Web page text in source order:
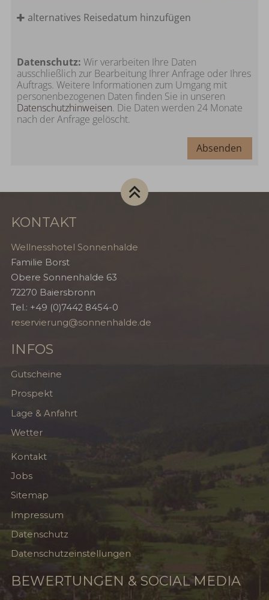
alternatives Reisedatum hinzufügen
Datenschutz:Wir verarbeiten Ihre Daten
ausschließlich zur Bearbeitung Ihrer Anfrage oder Ihres
Auftrags. Weitere Informationen zum Umgang mit
personenbezogenen Daten finden Sie in unseren
Datenschutzhinweisen. Die Daten werden 24 Monate
nach der Anfrage gelöscht.
Absenden
KONTAKT
Wellnesshotel Sonnenhalde
Familie Borst
Obere Sonnenhalde 63
72270 Baiersbronn
Tel.: +49 (0)7442 8454-0
reservierung@sonnenhalde.de
INFOS
Gutscheine
Prospekt
Lage & Anfahrt
Wetter
Kontakt
Jobs
Sitemap
Impressum
Datenschutz
Datenschutzeinstellungen
BEWERTUNGEN & SOCIAL MEDIA